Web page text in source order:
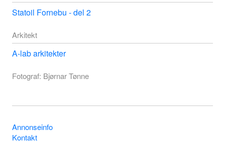
Statoil Fornebu - del 2
Arkitekt
A-lab arkitekter
Fotograf: Bjørnar Tønne
Annonseinfo
Kontakt